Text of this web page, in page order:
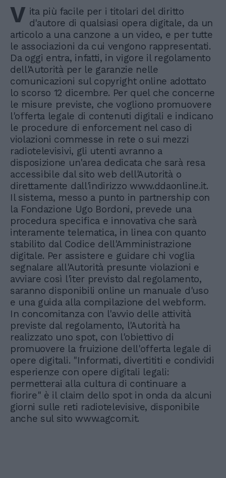
V ita più facile per i titolari del diritto
d'autore di qualsiasi opera digitale, da un
articolo a una canzone a un video, e per tutte
le associazioni da cui vengono rappresentati.
Da oggi entra, infatti, in vigore il regolamento
dell'Autorità per le garanzie nelle
comunicazioni sul copyright online adottato
lo scorso 12 dicembre. Per quel che concerne
le misure previste, che vogliono promuovere
l'offerta legale di contenuti digitali e indicano
le procedure di enforcement nel caso di
violazioni commesse in rete o sui mezzi
radiotelevisivi, gli utenti avranno a
disposizione un'area dedicata che sarà resa
accessibile dal sito web dell'Autorità o
direttamente dall'indirizzo www.ddaonline.it.
Il sistema, messo a punto in partnership con
la Fondazione Ugo Bordoni, prevede una
procedura specifica e innovativa che sarà
interamente telematica, in linea con quanto
stabilito dal Codice dell'Amministrazione
digitale. Per assistere e guidare chi voglia
segnalare all'Autorità presunte violazioni e
avviare così l'iter previsto dal regolamento,
saranno disponibili online un manuale d'uso
e una guida alla compilazione del webform.
In concomitanza con l'avvio delle attività
previste dal regolamento, l'Autorità ha
realizzato uno spot, con l'obiettivo di
promuovere la fruizione dell'offerta legale di
opere digitali. "Informati, divertititi e condividi
esperienze con opere digitali legali:
permetterai alla cultura di continuare a
fiorire" è il claim dello spot in onda da alcuni
giorni sulle reti radiotelevisive, disponibile
anche sul sito www.agcom.it.